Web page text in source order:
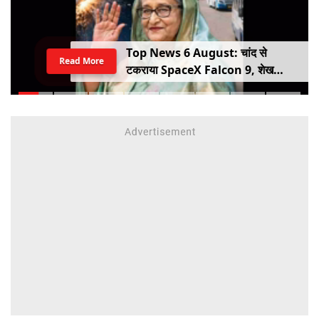
Top News 6 August: चांद से
टकराया SpaceX Falcon 9, शेख
हसीना की घर वापसी का ऐलान, MP में बस
Read More